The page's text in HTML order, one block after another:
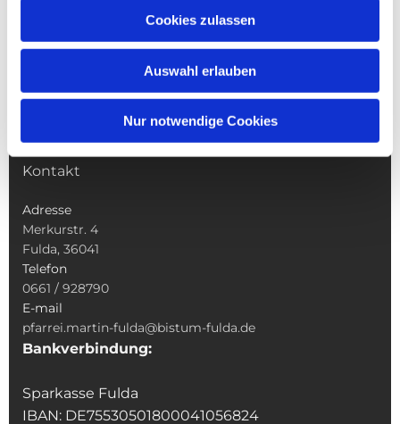
Cookies zulassen
Auswahl erlauben
Nur notwendige Cookies
Gottesdienste
Veranstaltungen & Angebote
Kindertagesstätte St. Andreas
Kontakt
Adresse
Merkurstr. 4
Fulda, 36041
Telefon
0661 / 928790
E-mail
pfarrei.martin-fulda@bistum-fulda.de
Bankverbindung:
Sparkasse Fulda
IBAN: DE75530501800041056824